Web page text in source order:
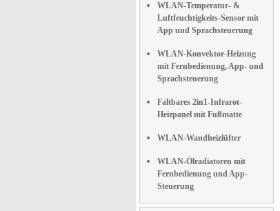
WLAN-Temperatur- &
Luftfeuchtigkeits-Sensor mit
App und Sprachsteuerung
WLAN-Konvektor-Heizung
mit Fernbedienung, App- und
Sprachsteuerung
Faltbares 2in1-Infrarot-
Heizpanel mit Fußmatte
WLAN-Wandheizlüfter
WLAN-Ölradiatoren mit
Fernbedienung und App-
Steuerung